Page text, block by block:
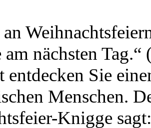
an
am nächsten
Sie
Menschen.
Knigge